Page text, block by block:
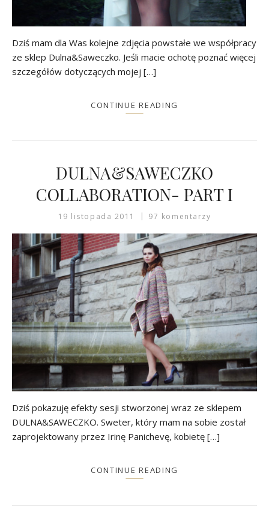
Dziś mam dla Was kolejne zdjęcia powstałe we współpracy
ze sklep Dulna&Saweczko. Jeśli macie ochotę poznać więcej
szczegółów dotyczących mojej […]
CONTINUE READING
DULNA&SAWECZKO
COLLABORATION- PART I
19 listopada 2011 97 komentarzy
Dziś pokazuję efekty sesji stworzonej wraz ze sklepem
DULNA&SAWECZKO. Sweter, który mam na sobie został
zaprojektowany przez Irinę Panichevę, kobietę […]
CONTINUE READING